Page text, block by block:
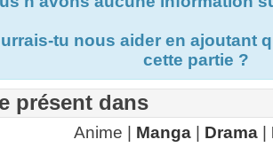
tu nous aider en ajoutant
cette partie ?
présent dans
Anime | Manga| Drama|